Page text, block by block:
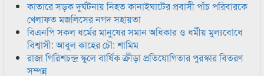
কাতারে সড়ক দুর্ঘটনায় নিহত কানাইঘাটের প্রবাসী পাঁচ পরিবারকে
খেলাফত মজলিসের নগদ সহায়তা
বিএনপি সকল ধর্মের মানুষের সমান অধিকার ও ধর্মীয় মুল্যবোধে
বিশ্বাসী: আবুল কাহের চৌ: শামিম
রাজা গিরিশচন্দ্র স্কুলে বার্ষিক ক্রীড়া প্রতিযোগিতার পুরস্কার বিতরণ
সম্পন্ন